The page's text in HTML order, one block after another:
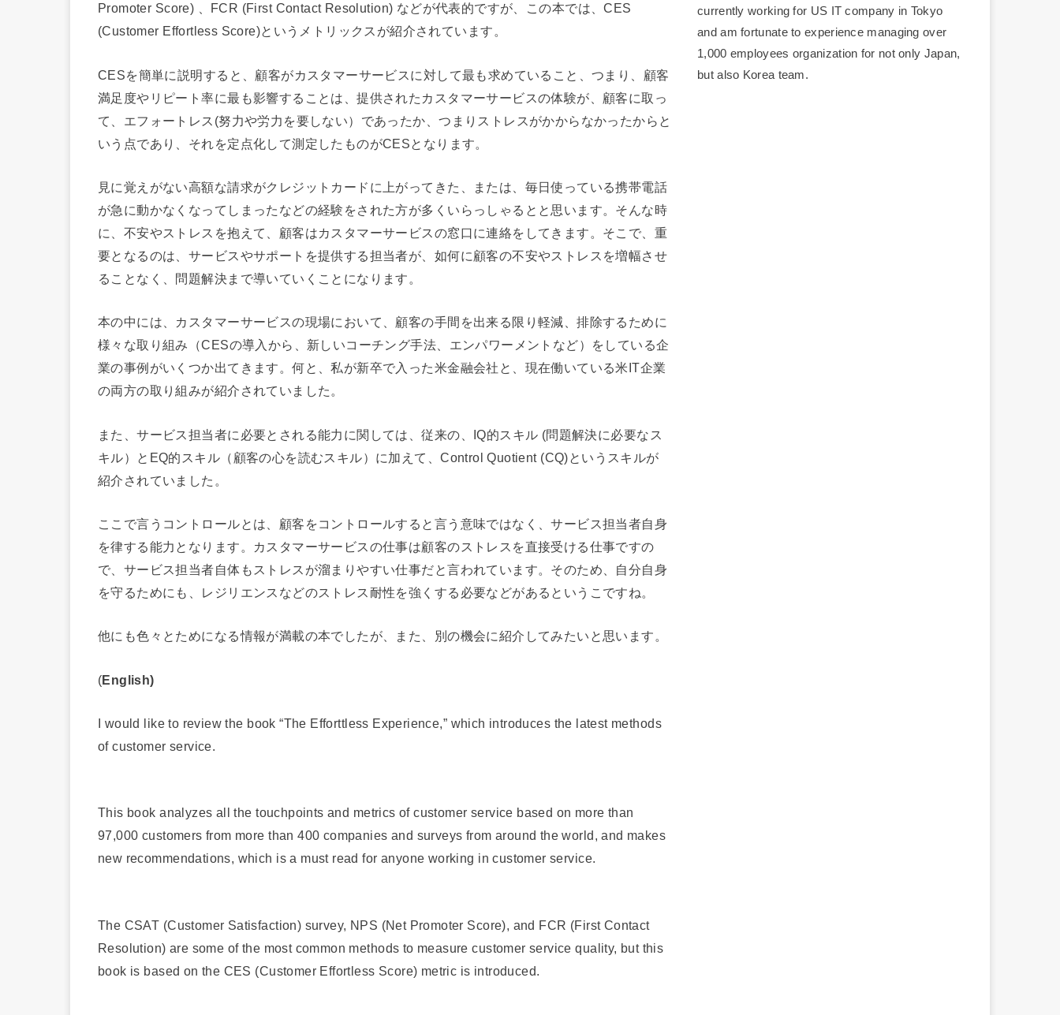
Promoter Score) 、FCR (First Contact Resolution) などが代表的ですが、この本では、CES
(Customer Effortless Score)というメトリックスが紹介されています。
CESを簡単に説明すると、顧客がカスタマーサービスに対して最も求めていること、つまり、顧客
満足度やリピート率に最も影響することは、提供されたカスタマーサービスの体験が、顧客に取っ
て、エフォートレス(努力や労力を要しない）であったか、つまりストレスがかからなかったからと
いう点であり、それを定点化して測定したものがCESとなります。
見に覚えがない高額な請求がクレジットカードに上がってきた、または、毎日使っている携帯電話
が急に動かなくなってしまったなどの経験をされた方が多くいらっしゃるとと思います。そんな時
に、不安やストレスを抱えて、顧客はカスタマーサービスの窓口に連絡をしてきます。そこで、重
要となるのは、サービスやサポートを提供する担当者が、如何に顧客の不安やストレスを増幅させ
ることなく、問題解決まで導いていくことになります。
本の中には、カスタマーサービスの現場において、顧客の手間を出来る限り軽減、排除するために
様々な取り組み（CESの導入から、新しいコーチング手法、エンパワーメントなど）をしている企
業の事例がいくつか出てきます。何と、私が新卒で入った米金融会社と、現在働いている米IT企業
の両方の取り組みが紹介されていました。
また、サービス担当者に必要とされる能力に関しては、従来の、IQ的スキル (問題解決に必要なス
キル）とEQ的スキル（顧客の心を読むスキル）に加えて、Control Quotient (CQ)というスキルが
紹介されていました。
ここで言うコントロールとは、顧客をコントロールすると言う意味ではなく、サービス担当者自身
を律する能力となります。カスタマーサービスの仕事は顧客のストレスを直接受ける仕事ですの
で、サービス担当者自体もストレスが溜まりやすい仕事だと言われています。そのため、自分自身
を守るためにも、レジリエンスなどのストレス耐性を強くする必要などがあるというこですね。
他にも色々とためになる情報が満載の本でしたが、また、別の機会に紹介してみたいと思います。
(English)
I would like to review the book “The Efforttless Experience,” which introduces the latest methods
of customer service.
This book analyzes all the touchpoints and metrics of customer service based on more than
97,000 customers from more than 400 companies and surveys from around the world, and makes
new recommendations, which is a must read for anyone working in customer service.
The CSAT (Customer Satisfaction) survey, NPS (Net Promoter Score), and FCR (First Contact
Resolution) are some of the most common methods to measure customer service quality, but this
book is based on the CES (Customer Effortless Score) metric is introduced.
currently working for US IT company in Tokyo
and am fortunate to experience managing over
1,000 employees organization for not only Japan,
but also Korea team.